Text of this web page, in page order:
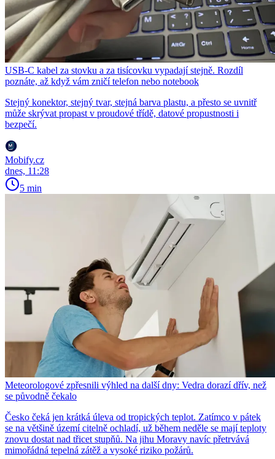
USB-C kabel za stovku a za tisícovku vypadají stejně. Rozdíl
poznáte, až když vám zničí telefon nebo notebook
Stejný konektor, stejný tvar, stejná barva plastu, a přesto se uvnitř
může skrývat propast v proudové třídě, datové propustnosti i
bezpečí.
Mobify.cz
dnes, 11:28
5 min
Meteorologové zpřesnili výhled na další dny: Vedra dorazí dřív, než
se původně čekalo
Česko čeká jen krátká úleva od tropických teplot. Zatímco v pátek
se na většině území citelně ochladí, už během neděle se mají teploty
znovu dostat nad třicet stupňů. Na jihu Moravy navíc přetrvává
mimořádná tepelná zátěž a vysoké riziko požárů.